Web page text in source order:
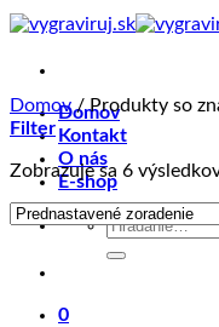
Skip
content
Domov
Kontakt
O nás
E-shop
Hľadať:
0
Domov /Produkty so
Filter
Zobrazuje sa 6